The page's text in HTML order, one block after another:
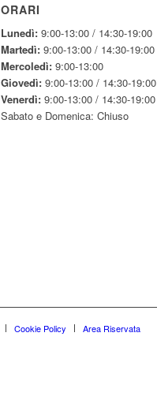
ORARI
Lunedì: 9:00-13:00 / 14:30-19:00
Martedì: 9:00-13:00 / 14:30-19:00
Mercoledì: 9:00-13:00
Giovedì: 9:00-13:00 / 14:30-19:00
Venerdì: 9:00-13:00 / 14:30-19:00
Sabato e Domenica: Chiuso
Cookie Policy Area Riservata